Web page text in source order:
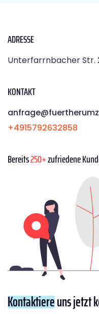
ADRESSE
Unterfarrnbacher Str.
KONTAKT
+4915792632858
Bereits250+zufriedene
Kontaktiereuns jetzt